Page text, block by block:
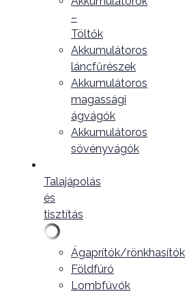
–
Töltők
Akkumulátoros
láncfűrészek
Akkumulátoros
magassági
ágvágók
Akkumulátoros
sövényvágók
Talajápolás
és
tisztítás
Ágaprítók/rönkhasítók
Földfúró
Lombfúvók